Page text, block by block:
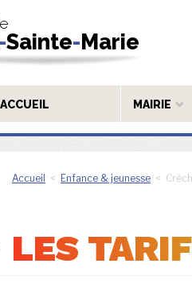
-Sainte-Marie
ACCUEIL MAIRIE
Accueil < Enfance & jeunesse <
LES